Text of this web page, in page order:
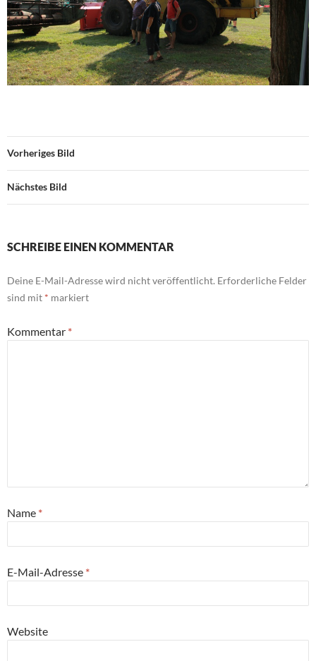
Vorheriges Bild
Nächstes Bild
SCHREIBE EINEN KOMMENTAR
Deine E-Mail-Adresse wird nicht veröffentlicht. Erforderliche Felder
sind mit * markiert
Kommentar *
Name *
E-Mail-Adresse *
Website